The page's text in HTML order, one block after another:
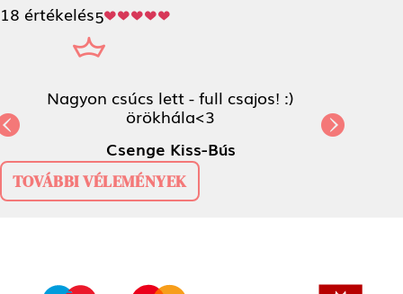
18 értékelés5
Nagyon csúcs lett - full csajos! :)
örökhála<3
Csenge Kiss-Bús
Previous Next
TOVÁBBI VÉLEMÉNYEK